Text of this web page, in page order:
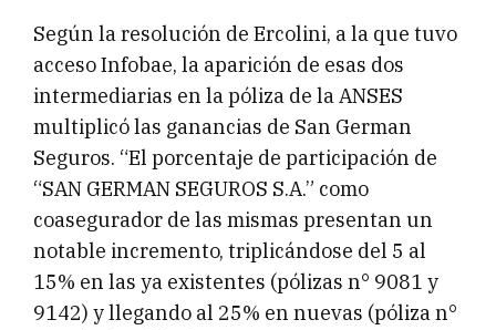
Según la resolución de Ercolini, a la que tuvo
acceso Infobae, la aparición de esas dos
intermediarias en la póliza de la ANSES
multiplicó las ganancias de San German
Seguros. “El porcentaje de participación de
“SAN GERMAN SEGUROS S.A.” como
coasegurador de las mismas presentan un
notable incremento, triplicándose del 5 al
15% en las ya existentes (pólizas n° 9081 y
9142) y llegando al 25% en nuevas (póliza n°